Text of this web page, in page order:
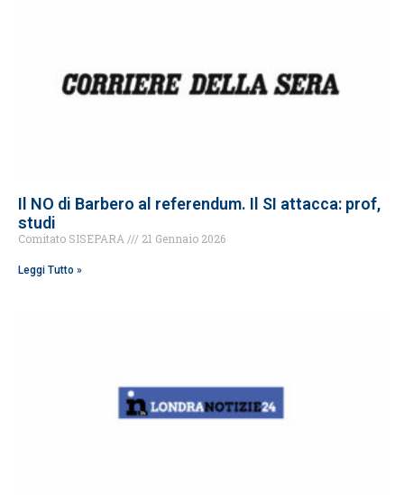
Il NO di Barbero al referendum. Il SI attacca: prof,
studi
Comitato SISEPARA 21 Gennaio 2026
Leggi Tutto »